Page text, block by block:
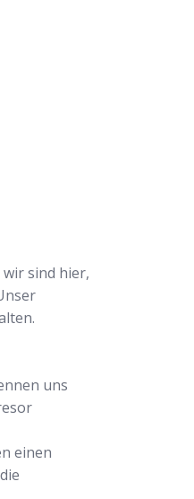
sind hier,
uns
einen